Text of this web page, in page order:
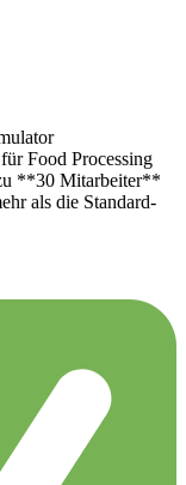
Food Processing
**30 Mitarbeiter**
als die Standard-